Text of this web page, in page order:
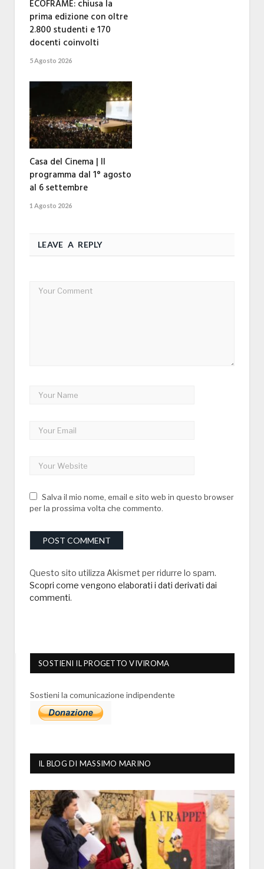
ECOFRAME: chiusa la
prima edizione con oltre
2.800 studenti e 170
docenti coinvolti
5 Agosto 2026
Casa del Cinema | Il
programma dal 1° agosto
al 6 settembre
1 Agosto 2026
LEAVE A REPLY
Salva il mio nome, email e sito web in questo browser
per la prossima volta che commento.
Questo sito utilizza Akismet per ridurre lo spam.
Scopri come vengono elaborati i dati derivati dai
commenti.
SOSTIENI IL PROGETTO VIVIROMA
Sostieni la comunicazione indipendente
IL BLOG DI MASSIMO MARINO